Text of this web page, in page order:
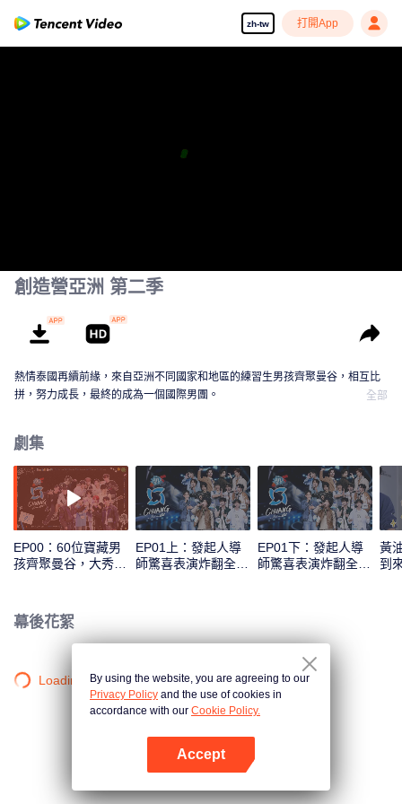
zh-tw 打開App
創造營亞洲 第二季
熱情泰國再續前緣，來自亞洲不同國家和地區的練習生男孩齊聚曼谷，相互比
拼，努力成長，最終的成為一個國際男團。
全部
劇集
EP00：60位寶藏男
孩齊聚曼谷，大秀才
EP01上：發起人導
師驚喜表演炸翻全
EP01下：發起人導
師驚喜表演炸翻全
黃
到
幕後花絮
Loading…By using the website, you are agreeing to our
Privacy Policy and the use of cookies in
accordance with our Cookie Policy.
Accept